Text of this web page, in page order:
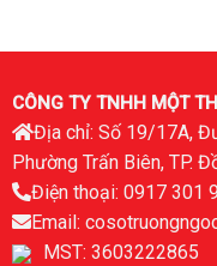
CÔNG TY TNHH MỘT
Địa chỉ: Số 19/17A,
Phường Trấn Biên, TP.
Điện thoại: 0917 301
Email:
MST: 3603222865